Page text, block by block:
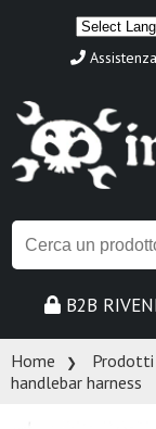
B2B
Home Prodotti
handlebar harness